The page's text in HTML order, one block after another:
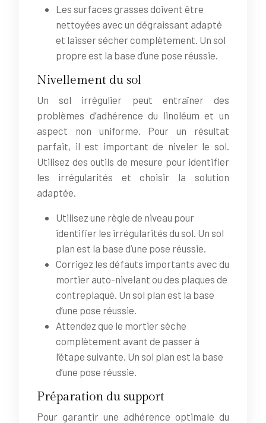
Les surfaces grasses doivent être
nettoyées avec un dégraissant adapté
et laisser sécher complètement. Un sol
propre est la base d’une pose réussie.
Nivellement du sol
Un sol irrégulier peut entraîner des
problèmes d’adhérence du linoléum et un
aspect non uniforme. Pour un résultat
parfait, il est important de niveler le sol.
Utilisez des outils de mesure pour identifier
les irrégularités et choisir la solution
adaptée.
Utilisez une règle de niveau pour
identifier les irrégularités du sol. Un sol
plan est la base d’une pose réussie.
Corrigez les défauts importants avec du
mortier auto-nivelant ou des plaques de
contreplaqué. Un sol plan est la base
d’une pose réussie.
Attendez que le mortier sèche
complètement avant de passer à
l’étape suivante. Un sol plan est la base
d’une pose réussie.
Préparation du support
Pour garantir une adhérence optimale du